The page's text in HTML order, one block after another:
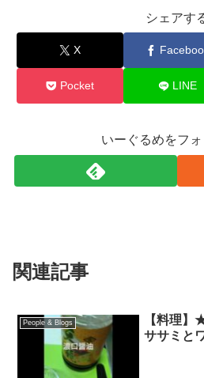
シェアす
X
Pocket LINE
いーぐるめをフ
関連記事
People & Blogs
【料理】
ササミと